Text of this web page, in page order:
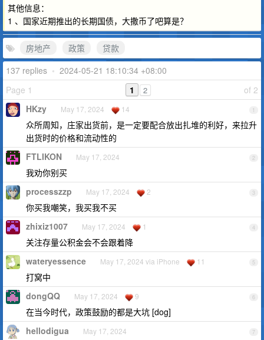
其他信息：
1 、国家近期推出的长期国债，大撒币了吧算是？
房地产 政策
贷款
137 replies • 2024-05-21 18:10:34 +08:00
Page 1
of 2
1 2
1
HKzy May 17, 2024 14
众所周知，庄家出货前，是一定要配合放出扎堆的利好，来拉升
出货时的价格和流动性的
2
FTLIKON May 17, 2024
我劝你别买
3
processzzp May 17, 2024 2
你买我嘲笑，我买我不买
4
zhixiz1007 May 17, 2024 1
关注存量公积金会不会跟着降
5
wateryessence May 17, 2024 via iPhone 11
打窝中
6
dongQQ May 17, 2024 9
在当今时代，政策鼓励的都是大坑 [dog]
7
hellodigua May 17, 2024